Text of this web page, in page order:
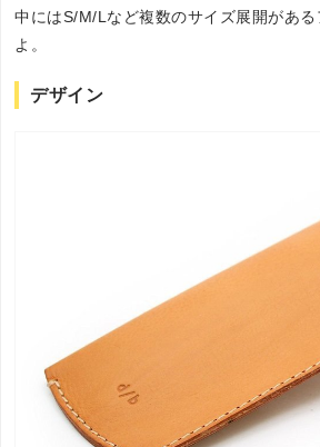
中にはS/M/Lなど複数のサイズ展開があ
よ。
デザイン